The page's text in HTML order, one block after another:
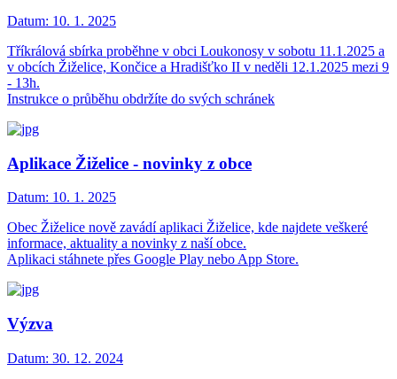
Datum: 10. 1. 2025
Tříkrálová sbírka proběhne v obci Loukonosy v sobotu 11.1.2025 a
v obcích Žiželice, Končice a Hradišťko II v neděli 12.1.2025 mezi 9
- 13h.
Instrukce o průběhu obdržíte do svých schránek
Aplikace Žiželice - novinky z obce
Datum: 10. 1. 2025
Obec Žiželice nově zavádí aplikaci Žiželice, kde najdete veškeré
informace, aktuality a novinky z naší obce.
Aplikaci stáhnete přes Google Play nebo App Store.
Výzva
Datum: 30. 12. 2024